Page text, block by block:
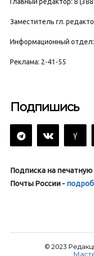
Главный редактор: 8
Заместитель гл.
Информационный отдел:
Реклама: 2-41-55
Подпишись
Подписка на
Почты России -
© 2023